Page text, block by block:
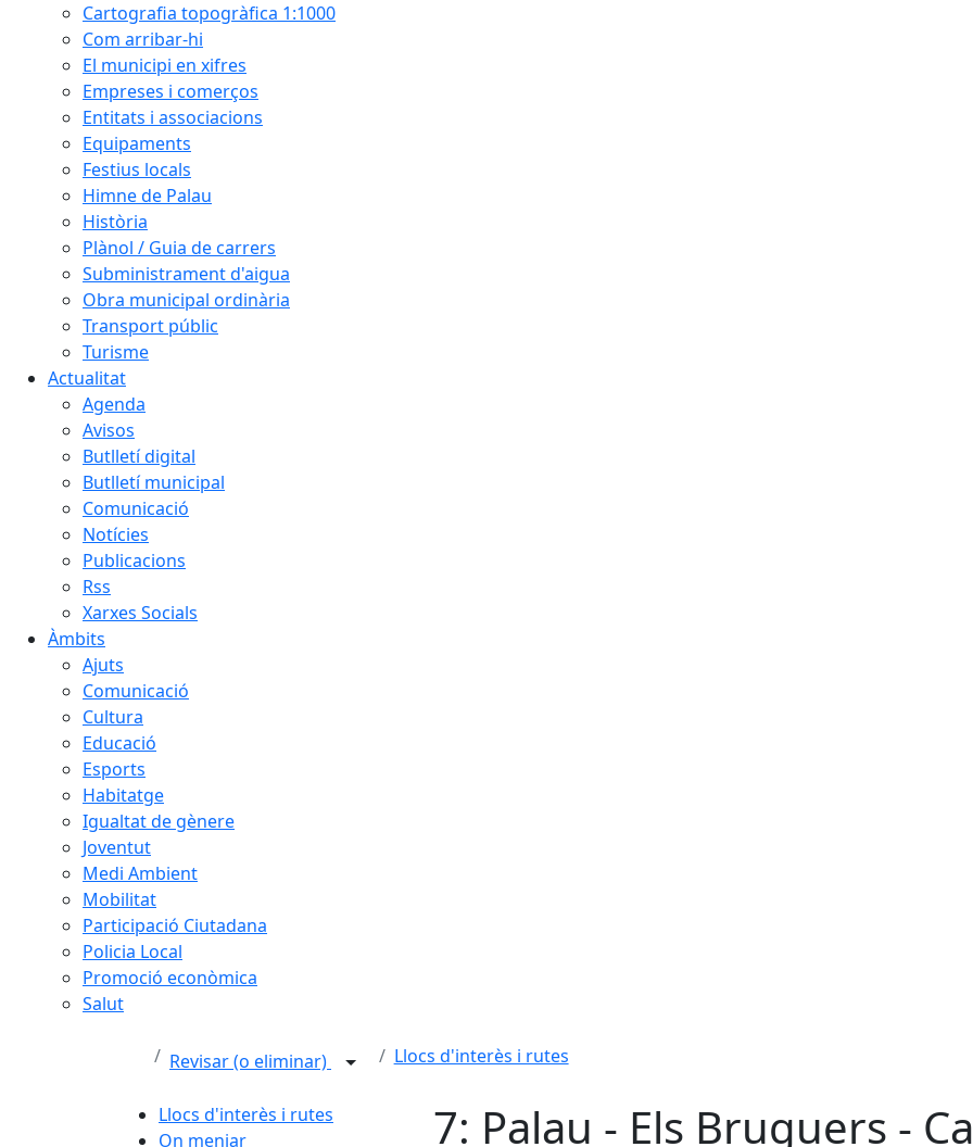
Cartografia topogràfica 1:1000
Com arribar-hi
El municipi en xifres
Empreses i comerços
Entitats i associacions
Equipaments
Festius locals
Himne de Palau
Història
Plànol / Guia de carrers
Subministrament d'aigua
Obra municipal ordinària
Transport públic
Turisme
Actualitat
Agenda
Avisos
Butlletí digital
Butlletí municipal
Comunicació
Notícies
Publicacions
Rss
Xarxes Socials
Àmbits
Ajuts
Comunicació
Cultura
Educació
Esports
Habitatge
Igualtat de gènere
Joventut
Medi Ambient
Mobilitat
Participació Ciutadana
Policia Local
Promoció econòmica
Salut
Revisar (o eliminar) Llocs d'interès i rutes
Llocs d'interès i rutes
On menjar
7: Palau - Els Bruguers -